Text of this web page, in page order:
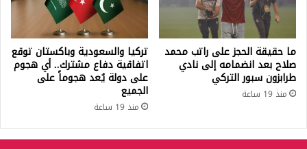
ما حقيقة الحجز على راتب محمد
صلاح بعد انضمامه إلى نادي
طرابزون سبور التركي
منذ 19 ساعة
تركيا والسعودية وباكستان توقع
اتفاقية دفاع مشترك.. أي هجوم
على دولة يُعد هجوماً على
الجميع
منذ 19 ساعة